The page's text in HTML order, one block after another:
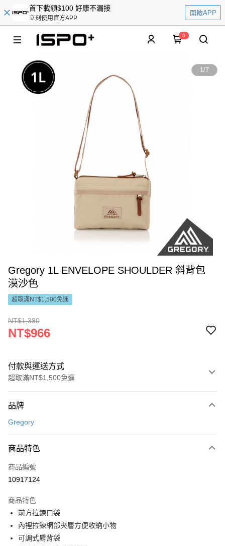
首下載領$100 好康不漏接
立刻使用官方APP
開啟APP
0
1/7
Gregory 1L ENVELOPE SHOULDER 斜背包
漠沙色
超取滿NT$1,500免運
NT$1,380
NT$966
付款與運送方式
超取滿NT$1,500免運
信用卡一次付款
Apple Pay
悠遊付
7-11取貨(快速到店)
每筆NT$100，滿NT$1,500(含以上)免運費
宅配-本島
品牌
Gregory
商品特色
商品編號
10917124
商品特色
前方拉鍊口袋
內裡拉鍊網部夾層方便收納小物
可調式肩背袋